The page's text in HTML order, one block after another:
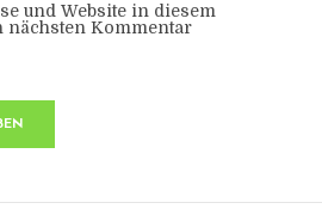
und Website in diesem
Kommentar